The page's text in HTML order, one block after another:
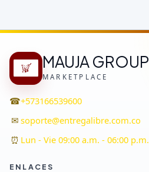
MAUJA GROUP
MARKETPLACE
☎+573166539600
✉ soporte@entregalibre.com.co
⏰ Lun - Vie 09:00 a.m. - 06:00 p.m.
ENLACES